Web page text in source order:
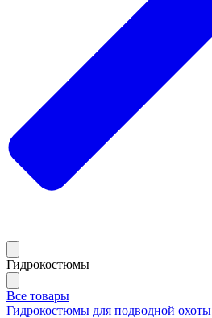
Гидрокостюмы
Все товары
Гидрокостюмы для подводной охоты